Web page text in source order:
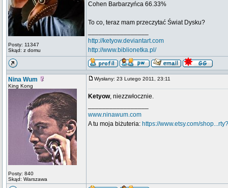
Posty: 11347
Skąd: z domu
Cohen Barbarzyńca 66.33%
To co, teraz mam przeczytać Świat Dysku?
http://ketyow.deviantart.com
http://www.biblionetka.pl/
Nina Wum
King Kong
Posty: 840
Skąd: Warszawa
Wysłany: 23 Lutego 2011, 23:11
Ketyow, niezzwłocznie.
www.ninawum.com
A tu moja biżuteria: https://www.etsy.com/